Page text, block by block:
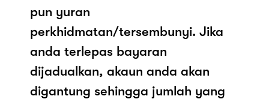
pun yuran
perkhidmatan/tersembunyi. Jika
anda terlepas bayaran
dijadualkan, akaun anda akan
digantung sehingga jumlah yang